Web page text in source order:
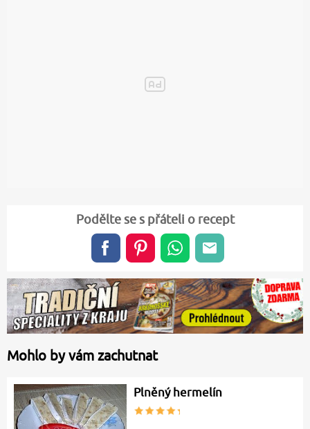
Podělte se s přáteli o recept
Mohlo by vám zachutnat
Plněný hermelín